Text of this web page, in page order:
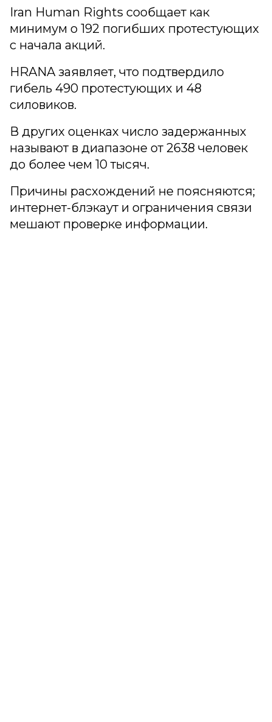
Iran Human Rights сообщает как
минимум о 192 погибших протестующих
с начала акций.
HRANA заявляет, что подтвердило
гибель 490 протестующих и 48
силовиков.
В других оценках число задержанных
называют в диапазоне от 2638 человек
до более чем 10 тысяч.
Причины расхождений не поясняются;
интернет-блэкаут и ограничения связи
мешают проверке информации.